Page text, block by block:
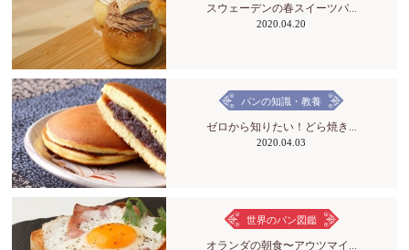
スウェーデンの春スイーツパ...
2020.04.20
パンの知識・教養
ゼロから知りたい！どら焼き...
2020.04.03
世界のパン図鑑
オランダの朝食〜アウツマイ...